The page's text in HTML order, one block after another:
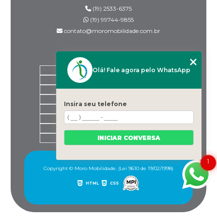
(19) 2533-6375
(19) 99744-9855
contato@moromobilidade.com.br
HOME
PRODUTOS
CONTATO
MAPA DO SITE
Copyright © Moro Mobilidade. (Lei 9610 de 19/02/1998)
HTML CSS
1
Olá! Fale agora pelo WhatsApp
Insira seu telefone
INICIAR CONVERSA